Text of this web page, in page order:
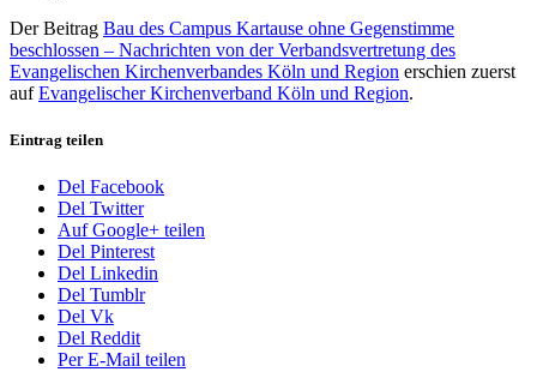
Der Beitrag Bau des Campus Kartause ohne Gegenstimme
beschlossen – Nachrichten von der Verbandsvertretung des
Evangelischen Kirchenverbandes Köln und Region erschien zuerst
aufEvangelischer Kirchenverband Köln und Region.
Eintrag teilen
Del Facebook
Del Twitter
Auf Google+ teilen
Del Pinterest
Del Linkedin
Del Tumblr
Del Vk
Del Reddit
Per E-Mail teilen